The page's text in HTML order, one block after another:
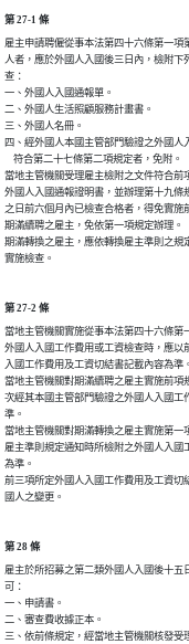
第 27-1 條
雇主申請聘僱從事本法第四十六條第一項
人者，應於外國人入國後三日內，檢附
查：
一、外國人入國通報單。
二、外國人生活照顧服務計畫書。
三、外國人名冊。
四、經外國人本國主管部門驗證之外國人
    符合第二十七條第二項規定者，免附。
當地主管機關受理雇主檢附之文件符合前
外國人入國通報證明書，並辦理第十九條
之日前六個月內已檢查合格者，得免實施
期滿續聘之雇主，免依第一項規定辦理。
期滿轉換之雇主，應依轉換雇主準則之規
實施檢查。
第 27-2 條
當地主管機關實施從事本法第四十六條第
外國人入國工作費用或工資檢查時，應以
入國工作費用及工資切結書記載內容為準。
當地主管機關對期滿續聘之雇主實施前項
次經其本國主管部門驗證之外國人入國工
準。
當地主管機關對期滿轉換之雇主實施第一
雇主準則規定通知時所檢附之外國人入國
為準。
前三項所定外國人入國工作費用及工資切
國人之變更。
第 28 條
雇主於所招募之第二類外國人入國後十五
可：
一、申請書。
二、審查費收據正本。
三、依前條規定，經當地主管機關核發受